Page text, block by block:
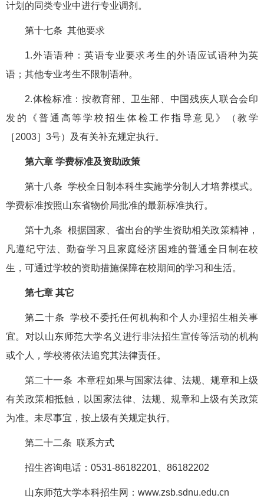
计划的同类专业中进行专业调剂。
第十七条 其他要求
1.外语语种：英语专业要求考生的外语应试语种为英
语；其他专业考生不限制语种。
2.体检标准：按教育部、卫生部、中国残疾人联合会印
发的《普通高等学校招生体检工作指导意见》（教学
［2003］3号）及有关补充规定执行。
第六章 学费标准及资助政策
第十八条 学校全日制本科生实施学分制人才培养模式。
学费标准按照山东省物价局批准的最新标准执行。
第十九条 根据国家、省出台的学生资助相关政策精神，
凡遵纪守法、勤奋学习且家庭经济困难的普通全日制在校
生，可通过学校的资助措施保障在校期间的学习和生活。
第七章 其它
第二十条 学校不委托任何机构和个人办理招生相关事
宜。对以山东师范大学名义进行非法招生宣传等活动的机构
或个人，学校将依法追究其法律责任。
第二十一条 本章程如果与国家法律、法规、规章和上级
有关政策相抵触，以国家法律、法规、规章和上级有关政策
为准。未尽事宜，按上级有关规定执行。
第二十二条 联系方式
招生咨询电话：0531-86182201、86182202
山东师范大学本科招生网：www.zsb.sdnu.edu.cn